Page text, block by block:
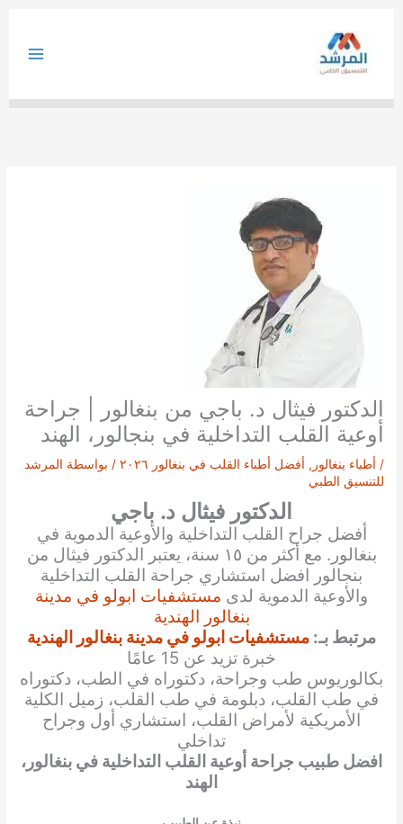
الدكتور فيثال د. باجي من بنغالور | جراحة
أوعية القلب التداخلية في بنجالور، الهند
/ أطباء بنغالور , أفضل أطباء القلب في بنغالور ٢٠٢٦ / بواسطة المرشد
للتنسيق الطبي
الدكتور فيثال د. باجي
أفضل جراح القلب التداخلية والأوعية الدموية في
بنغالور. مع أكثر من ١٥ سنة، يعتبر الدكتور فيثال من
بنجالور افضل استشاري جراحة القلب التداخلية
والأوعية الدموية لدى مستشفيات ابولو في مدينة
بنغالور الهندية
مرتبط بـ: مستشفيات ابولو في مدينة بنغالور الهندية
خبرة تزيد عن 15 عامًا
بكالوريوس طب وجراحة، دكتوراه في الطب، دكتوراه
في طب القلب، دبلومة في طب القلب، زميل الكلية
الأمريكية لأمراض القلب، استشاري أول وجراح
تداخلي
افضل طبيب جراحة أوعية القلب التداخلية في بنغالور،
الهند